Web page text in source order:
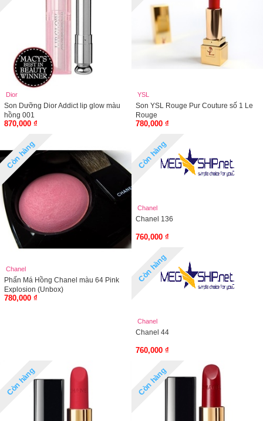
Dior
Son Dưỡng Dior Addict lip glow màu
hồng 001
870,000 ₫
YSL
Son YSL Rouge Pur Couture số 1 Le
Rouge
780,000 ₫
Còn hàng
Chanel
Phấn Má Hồng Chanel màu 64 Pink
Explosion (Unbox)
780,000 ₫
Còn hàng
Chanel
Chanel 136
760,000 ₫
Còn hàng
Chanel
Chanel 44
760,000 ₫
Còn hàng Còn hàng